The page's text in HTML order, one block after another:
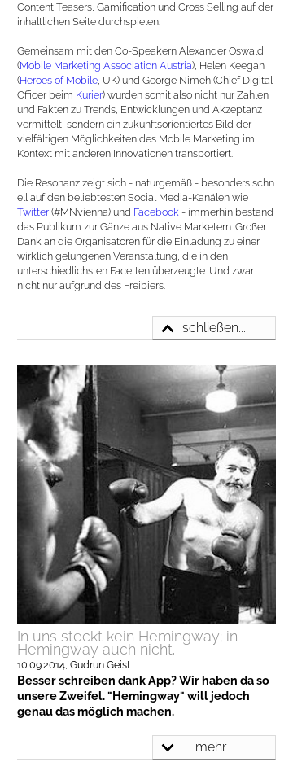
Content Teasers, Gamification und Cross Selling auf der
inhaltlichen Seite durchspielen.
Gemeinsam mit den Co-Speakern Alexander Oswald
(Mobile Marketing Association Austria), Helen Keegan
(Heroes of Mobile, UK) und George Nimeh (Chief Digital
Officer beim Kurier) wurden somit also nicht nur Zahlen
und Fakten zu Trends, Entwicklungen und Akzeptanz
vermittelt, sondern ein zukunftsorientiertes Bild der
vielfältigen Möglichkeiten des Mobile Marketing im
Kontext mit anderen Innovationen transportiert.
Die Resonanz zeigt sich - naturgemäß - besonders schn
ell auf den beliebtesten Social Media-Kanälen wie
Twitter(#MNvienna) und Facebook- immerhin bestand
das Publikum zur Gänze aus Native Marketern. Großer
Dank an die Organisatoren für die Einladung zu einer
wirklich gelungenen Veranstaltung, die in den
unterschiedlichsten Facetten überzeugte. Und zwar
nicht nur aufgrund des Freibiers.
schließen...
In uns steckt kein Hemingway; in
Hemingway auch nicht.
10.09.2014, Gudrun Geist
Besser schreiben dank App? Wir haben da so
unsere Zweifel. "Hemingway" will jedoch
genau das möglich machen.
mehr...